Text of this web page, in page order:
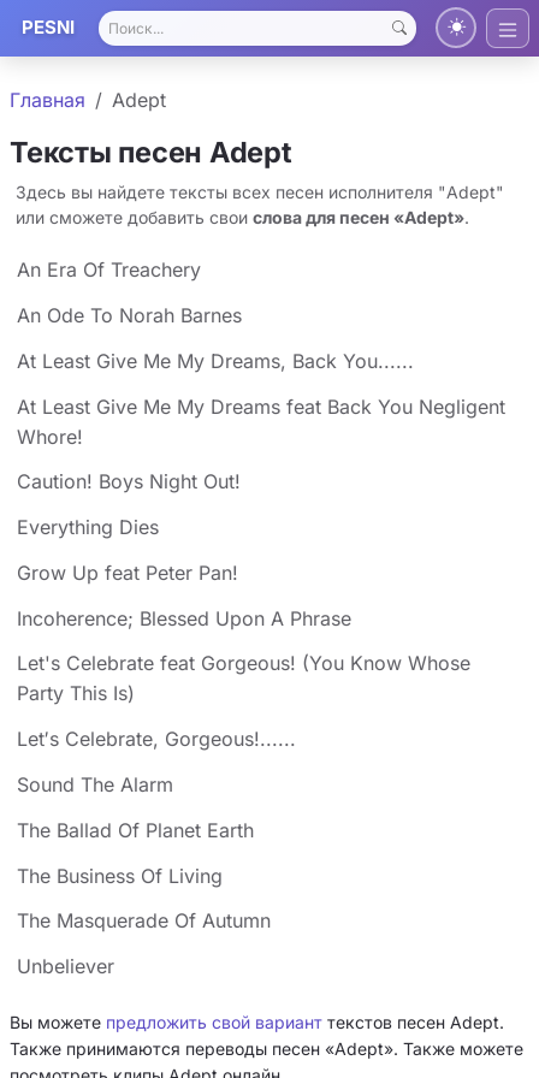
PESNI
Главная Adept
Тексты песен Adept
Здесь вы найдете тексты всех песен исполнителя "Adept"
или сможете добавить свои слова для песен «Adept».
An Era Of Treachery
An Ode To Norah Barnes
At Least Give Me My Dreams, Back You......
At Least Give Me My Dreams feat Back You Negligent
Whore!
Caution! Boys Night Out!
Everything Dies
Grow Up feat Peter Pan!
Incoherence; Blessed Upon A Phrase
Let's Celebrate feat Gorgeous! (You Know Whose
Party This Is)
Let′s Celebrate, Gorgeous!......
Sound The Alarm
The Ballad Of Planet Earth
The Business Of Living
The Masquerade Of Autumn
Unbeliever
Вы можете предложить свой вариант текстов песен Adept.
Также принимаются переводы песен «Adept». Также можете